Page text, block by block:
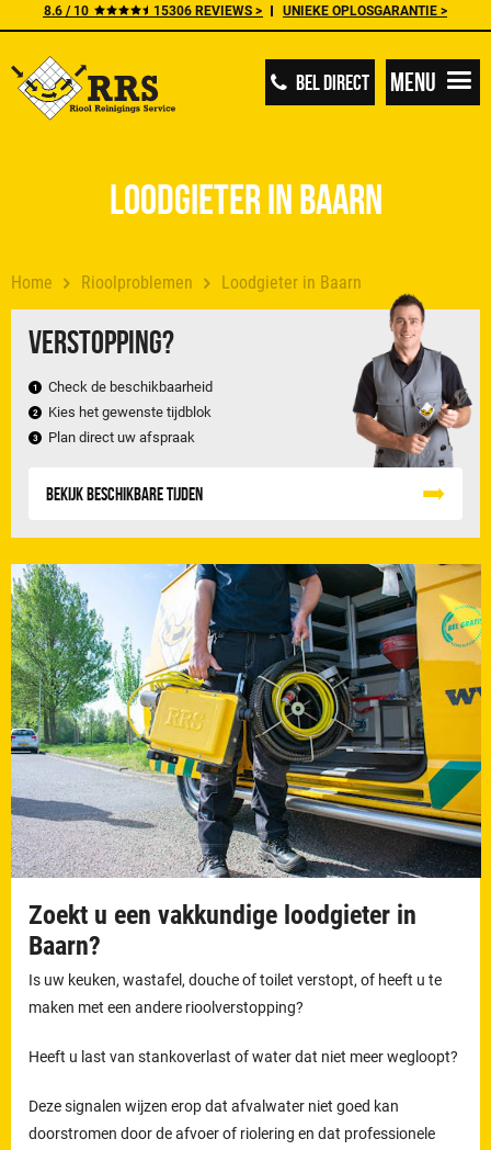
8.6 / 10 15306 REVIEWS > UNIEKE OPLOSGARANTIE >
BEL DIRECT Menu
Home Rioolproblemen Loodgieter in Baarn
Verstopping?
Check de beschikbaarheid
Kies het gewenste tijdblok
Plan direct uw afspraak
Bekijk beschikbare tijden
Loodgieter in Baarn
Zoekt u een vakkundige loodgieter in
Baarn?
Is uw keuken, wastafel, douche of toilet verstopt, of heeft u te
maken met een andere rioolverstopping?
Heeft u last van stankoverlast of water dat niet meer wegloopt?
Deze signalen wijzen erop dat afvalwater niet goed kan
doorstromen door de afvoer of riolering en dat professionele